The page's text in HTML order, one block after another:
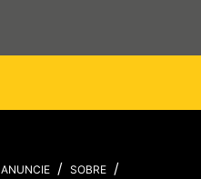
ANUNCIE SOBRE